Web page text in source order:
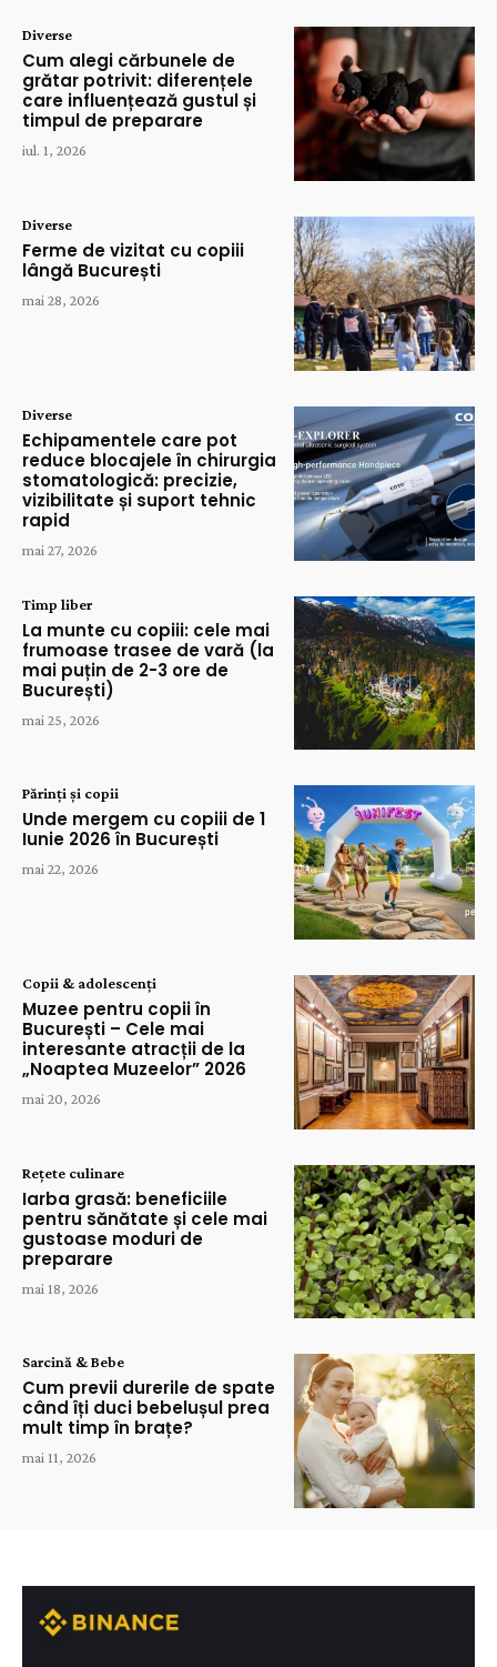
Diverse
Cum alegi cărbunele de
grătar potrivit: diferențele
care influențează gustul și
timpul de preparare
iul. 1, 2026
Diverse
Ferme de vizitat cu copiii
lângă București
mai 28, 2026
Diverse
Echipamentele care pot
reduce blocajele în chirurgia
stomatologică: precizie,
vizibilitate și suport tehnic
rapid
mai 27, 2026
Timp liber
La munte cu copiii: cele mai
frumoase trasee de vară (la
mai puțin de 2-3 ore de
București)
mai 25, 2026
Părinți și copii
Unde mergem cu copiii de 1
Iunie 2026 în București
mai 22, 2026
Copii & adolescenți
Muzee pentru copii în
București – Cele mai
interesante atracții de la
„Noaptea Muzeelor” 2026
mai 20, 2026
Rețete culinare
Iarba grasă: beneficiile
pentru sănătate și cele mai
gustoase moduri de
preparare
mai 18, 2026
Sarcină & Bebe
Cum previi durerile de spate
când îți duci bebelușul prea
mult timp în brațe?
mai 11, 2026